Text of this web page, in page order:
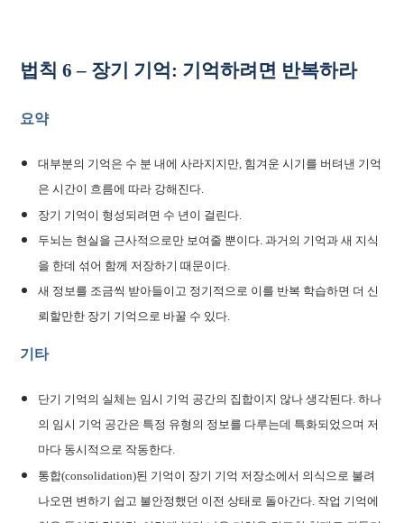
법칙 6 – 장기 기억: 기억하려면 반복하라
요약
대부분의 기억은 수 분 내에 사라지지만, 힘겨운 시기를 버텨낸 기억
은 시간이 흐름에 따라 강해진다.
장기 기억이 형성되려면 수 년이 걸린다.
두뇌는 현실을 근사적으로만 보여줄 뿐이다. 과거의 기억과 새 지식
을 한데 섞어 함께 저장하기 때문이다.
새 정보를 조금씩 받아들이고 정기적으로 이를 반복 학습하면 더 신
뢰할만한 장기 기억으로 바꿀 수 있다.
기타
단기 기억의 실체는 임시 기억 공간의 집합이지 않나 생각된다. 하나
의 임시 기억 공간은 특정 유형의 정보를 다루는데 특화되었으며 저
마다 동시적으로 작동한다.
통합(consolidation)된 기억이 장기 기억 저장소에서 의식으로 불려
나오면 변하기 쉽고 불안정했던 이전 상태로 돌아간다. 작업 기억에